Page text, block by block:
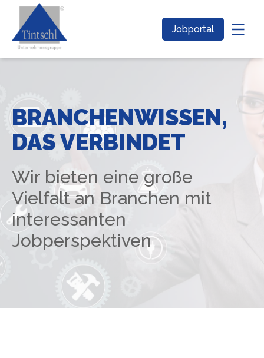
Jobportal
BRANCHENWISSEN,
DAS VERBINDET
Wir bieten eine große
Vielfalt an Branchen mit
interessanten
Jobperspektiven